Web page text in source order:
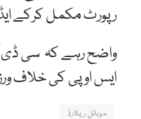
رپورٹ مکمل کرکے
واضح رہے کہ سی ڈی
ایس او پی کی خلاف
موبائل ریکارڈ